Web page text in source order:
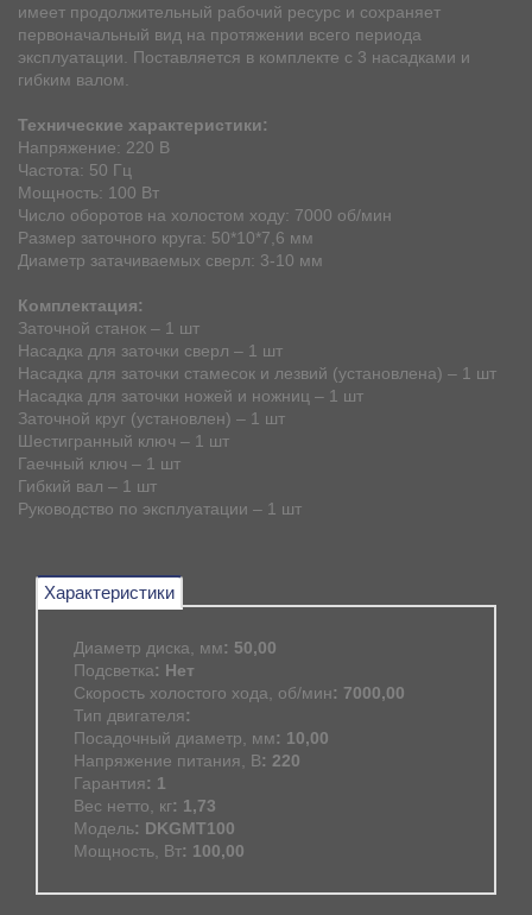
имеет продолжительный рабочий ресурс и сохраняет
первоначальный вид на протяжении всего периода
эксплуатации. Поставляется в комплекте с 3 насадками и
гибким валом.
Технические характеристики:
Напряжение: 220 В
Частота: 50 Гц
Мощность: 100 Вт
Число оборотов на холостом ходу: 7000 об/мин
Размер заточного круга: 50*10*7,6 мм
Диаметр затачиваемых сверл: 3-10 мм
Комплектация:
Заточной станок – 1 шт
Насадка для заточки сверл – 1 шт
Насадка для заточки стамесок и лезвий (установлена) – 1 шт
Насадка для заточки ножей и ножниц – 1 шт
Заточной круг (установлен) – 1 шт
Шестигранный ключ – 1 шт
Гаечный ключ – 1 шт
Гибкий вал – 1 шт
Руководство по эксплуатации – 1 шт
Характеристики
Диаметр диска, мм: 50,00
Подсветка: Нет
Скорость холостого хода, об/мин: 7000,00
Тип двигателя:
Посадочный диаметр, мм: 10,00
Напряжение питания, В: 220
Гарантия: 1
Вес нетто, кг: 1,73
Модель: DKGMT100
Мощность, Вт: 100,00